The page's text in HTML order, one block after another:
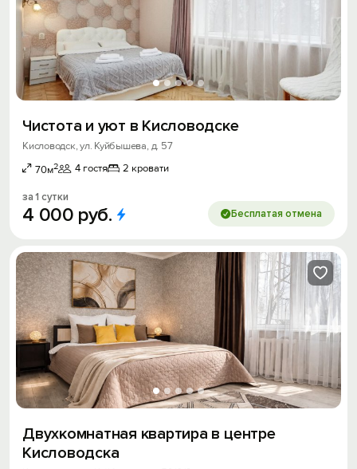
Чистота и уют в Кисловодске
Кисловодск, ул. Куйбышева, д. 57
70м2 4 гостя 2 кровати
за 1 сутки
4 000 руб. Бесплатая отмена
Двухкомнатная квартира в центре
Кисловодска